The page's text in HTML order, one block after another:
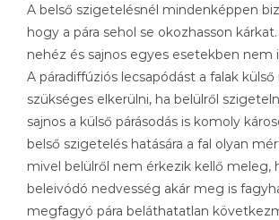
A belső szigetelésnél mindenképpen
hogy a pára sehol se okozhasson
nehéz és sajnos egyes esetekben nem
A páradiffúziós lecsapódást a falak külső
szükséges elkerülni, ha belülről
sajnos a külső párásodás is komoly
belső szigetelés hatására a fal olyan
mivel belülről nem érkezik kellő meleg,
beleivódó nedvesség akár meg is
megfagyó pára beláthatatlan